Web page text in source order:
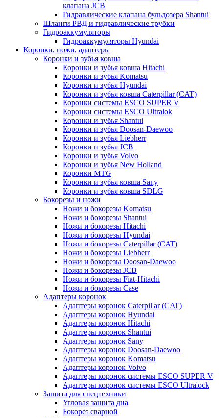
клапана JCB
Гидравлические клапана бульдозера Shantui
Шланги РВД и гидравлические трубки
Гидроаккумуляторы
Гидроаккумуляторы Hyundai
Коронки, ножи, адаптеры
Коронки и зубья ковша
Коронки и зубья ковша Hitachi
Коронки и зубья Komatsu
Коронки и зубья Hyundai
Коронки и зубья ковша Caterpillar (CAT)
Коронки системы ESCO SUPER V
Коронки системы ESCO Ultralok
Коронки и зубья Shantui
Коронки и зубья Doosan-Daewoo
Коронки и зубья Liebherr
Коронки и зубья JCB
Коронки и зубья Volvo
Коронки и зубья New Holland
Коронки MTG
Коронки и зубья ковша Sany
Коронки и зубья ковша SDLG
Бокорезы и ножи
Ножи и бокорезы Komatsu
Ножи и бокорезы Shantui
Ножи и бокорезы Hitachi
Ножи и бокорезы Hyundai
Ножи и бокорезы Caterpillar (CAT)
Ножи и бокорезы Liebherr
Ножи и бокорезы Doosan-Daewoo
Ножи и бокорезы JCB
Ножи и бокорезы Fiat-Hitachi
Ножи и бокорезы Case
Адаптеры коронок
Адаптеры коронок Caterpillar (CAT)
Адаптеры коронок Hyundai
Адаптеры коронок Hitachi
Адаптеры коронок Shantui
Адаптеры коронок Sany
Адаптеры коронок Doosan-Daewoo
Адаптеры коронок Komatsu
Адаптеры коронок Volvo
Адаптеры коронок системы ESCO SUPER V
Адаптеры коронок системы ESCO Ultralock
Защита для спецтехники
Угловая защита дна
Бокорез сварной